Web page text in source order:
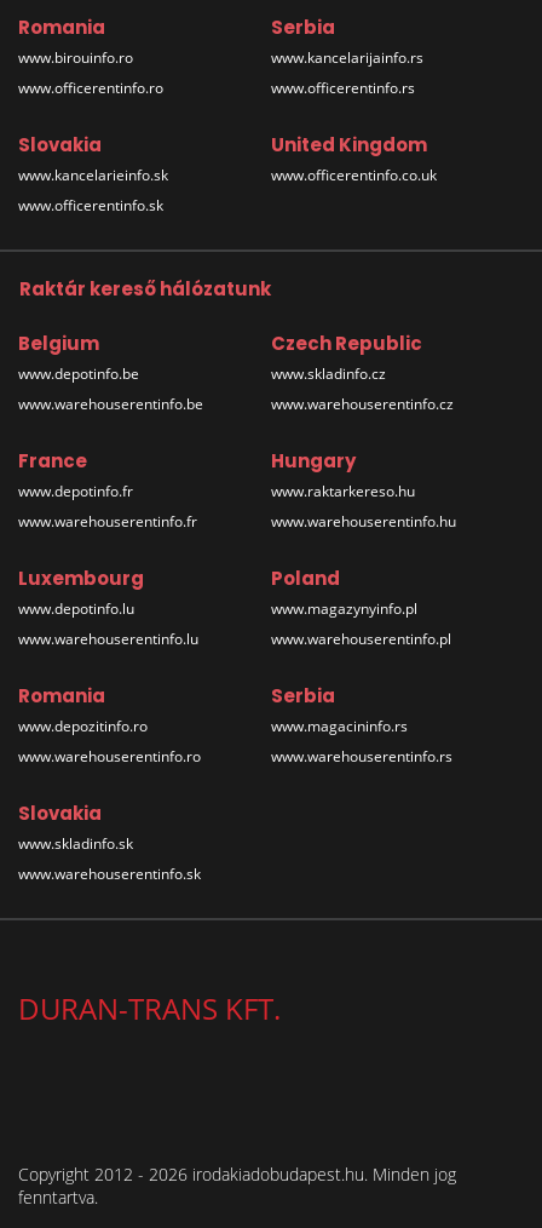
Romania
www.birouinfo.ro
www.officerentinfo.ro
Serbia
www.kancelarijainfo.rs
www.officerentinfo.rs
Slovakia
www.kancelarieinfo.sk
www.officerentinfo.sk
United Kingdom
www.officerentinfo.co.uk
Raktár kereső hálózatunk
Belgium
www.depotinfo.be
www.warehouserentinfo.be
Czech Republic
www.skladinfo.cz
www.warehouserentinfo.cz
France
www.depotinfo.fr
www.warehouserentinfo.fr
Hungary
www.raktarkereso.hu
www.warehouserentinfo.hu
Luxembourg
www.depotinfo.lu
www.warehouserentinfo.lu
Poland
www.magazynyinfo.pl
www.warehouserentinfo.pl
Romania
www.depozitinfo.ro
www.warehouserentinfo.ro
Serbia
www.magacininfo.rs
www.warehouserentinfo.rs
Slovakia
www.skladinfo.sk
www.warehouserentinfo.sk
DURAN-TRANS KFT.
Copyright 2012 - 2026 irodakiadobudapest.hu. Minden jog
fenntartva.